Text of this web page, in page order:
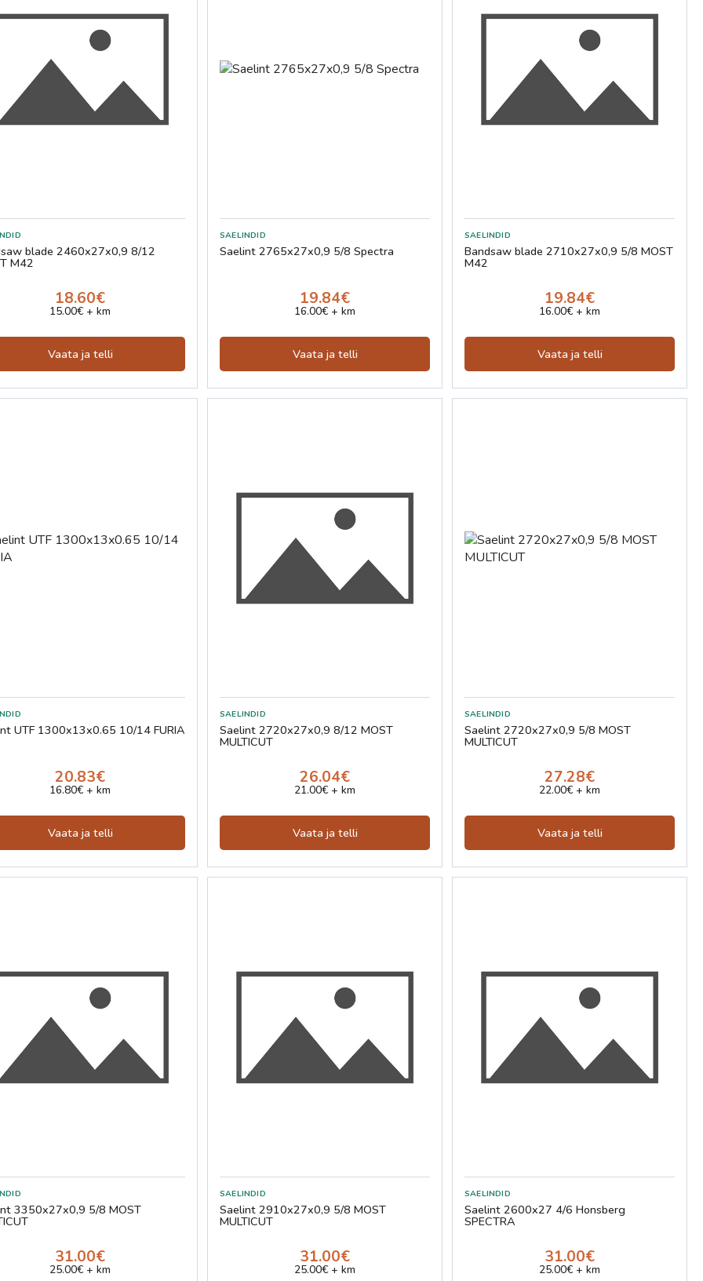
blade 2460x27x0,9 8/12
M42
18.60€
15.00€ + km
Vaata ja telli
Saelint 2765x27x0,9 5/8 Spectra
19.84€
16.00€ + km
Vaata ja telli
Bandsaw blade 2710x27x0,9 5/8 MOST
M42
19.84€
16.00€ + km
Vaata ja telli
UTF 1300x13x0.65 10/14 FURIA
20.83€
16.80€ + km
Vaata ja telli
Saelint 2720x27x0,9 8/12 MOST
MULTICUT
26.04€
21.00€ + km
Vaata ja telli
Saelint 2720x27x0,9 5/8 MOST
MULTICUT
27.28€
22.00€ + km
Vaata ja telli
3350x27x0,9 5/8 MOST
31.00€
25.00€ + km
Saelint 2910x27x0,9 5/8 MOST
MULTICUT
31.00€
25.00€ + km
Saelint 2600x27 4/6 Honsberg
SPECTRA
31.00€
25.00€ + km